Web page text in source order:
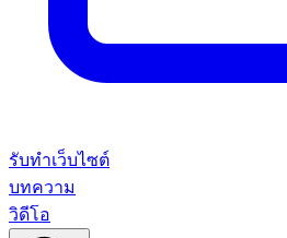
รับทำเว็บไซต์
บทความ
วิดีโอ